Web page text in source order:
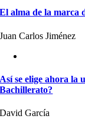
El alma de la marca
Juan Carlos Jiménez
Así se elige ahora la
Bachillerato?
David García